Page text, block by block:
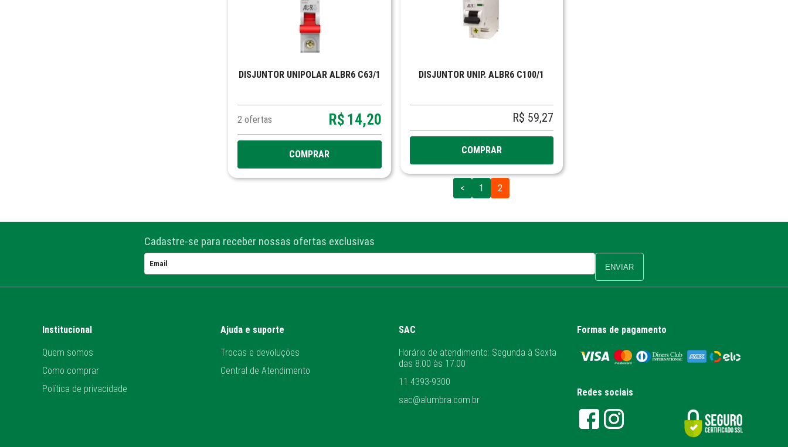
DISJUNTOR UNIPOLAR ALBR6 C63/1
2 ofertas R$ 14,20
COMPRAR
DISJUNTOR UNIP. ALBR6 C100/1
R$ 59,27
COMPRAR
< 1 2
Cadastre-se para receber nossas ofertas exclusivas
ENVIAR
Institucional
Quem somos
Como comprar
Política de privacidade
Ajuda e suporte
Trocas e devoluções
Central de Atendimento
SAC
Horário de atendimento: Segunda à Sexta
das 8:00 às 17:00
11 4393-9300
sac@alumbra.com.br
Formas de pagamento
Redes sociais